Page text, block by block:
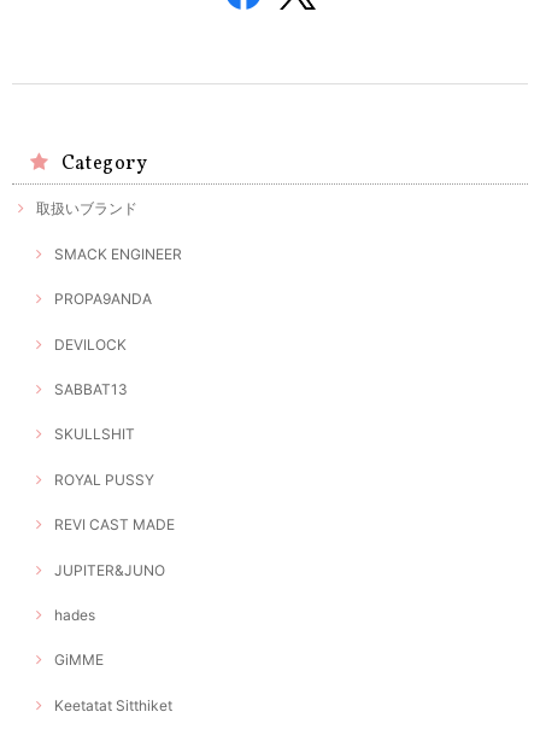
Category
取扱いブランド
SMACK ENGINEER
PROPA9ANDA
DEVILOCK
SABBAT13
SKULLSHIT
ROYAL PUSSY
REVI CAST MADE
JUPITER&JUNO
hades
GiMME
Keetatat Sitthiket